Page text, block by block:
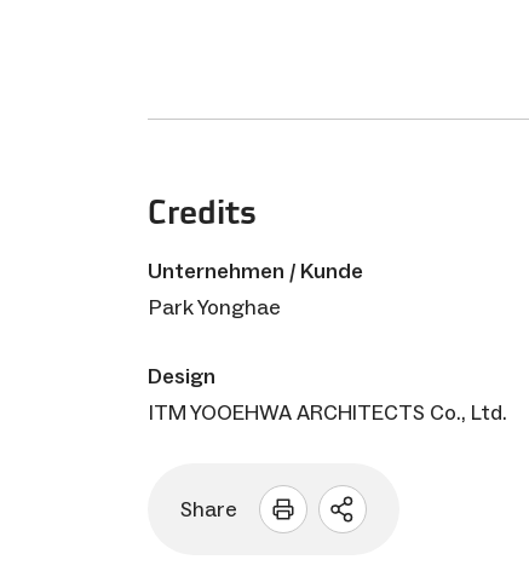
Credits
Unternehmen / Kunde
Park Yonghae
Design
ITM YOOEHWA ARCHITECTS Co., Ltd.
Share
Sharing